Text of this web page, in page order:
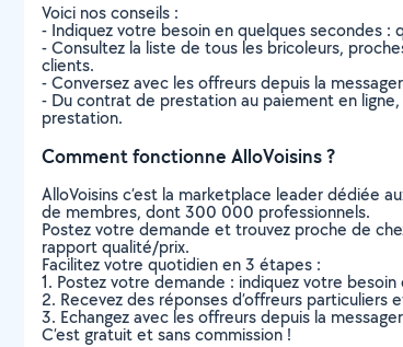
Voici nos conseils :
- Indiquez votre besoin en quelques secondes :
- Consultez la liste de tous les bricoleurs,
clients.
- Conversez avec les offreurs depuis la
- Du contrat de prestation au paiement en
prestation.
Comment fonctionne AlloVoisins ?
AlloVoisins c’est la marketplace leader dédiée
de membres, dont 300 000 professionnels.
Postez votre demande et trouvez proche de
rapport qualité/prix.
Facilitez votre quotidien en 3 étapes :
1. Postez votre demande : indiquez votre
2. Recevez des réponses d’offreurs particuliers
3. Echangez avec les offreurs depuis la
C’est gratuit et sans commission !